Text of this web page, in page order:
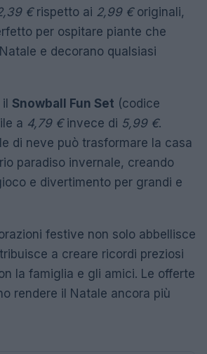
€rispetto ai 2,99 €originali,
per ospitare piante che
e decorano qualsiasi
Snowball Fun Set (codice
a 4,79 €invece di 5,99 €.
di neve può trasformare la casa
paradiso invernale, creando
e divertimento per grandi e
festive non solo abbellisce
a creare ricordi preziosi
la famiglia e gli amici. Le offerte
rendere il Natale ancora più